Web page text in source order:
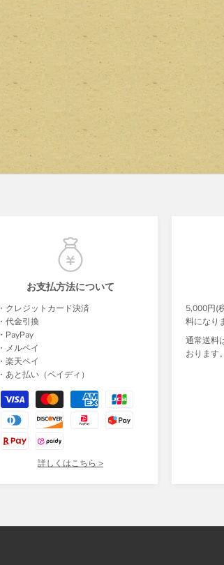
お支払方法について
・クレジットカード決済
・代金引換
・PayPay
・メルペイ
・楽天ペイ
・あと払い（ペイディ）
詳しくはこちら >
5,000円(
料になり
通常送料
おります。